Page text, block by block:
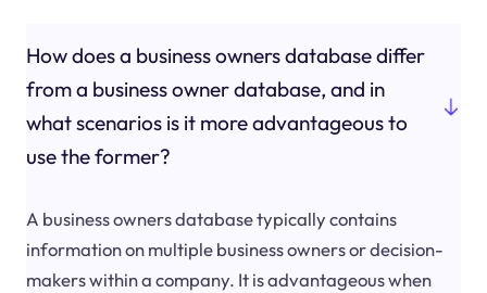
How does a business owners database differ
from a business owner database, and in
what scenarios is it more advantageous to
use the former?
A business owners database typically contains
information on multiple business owners or decision-
makers within a company. It is advantageous when